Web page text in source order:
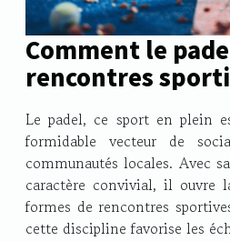
Comment le
rencontres
Le padel, ce sport en plein
formidable vecteur de
communautés locales. Avec
caractère convivial, il ouvre
formes de rencontres
cette discipline favorise les